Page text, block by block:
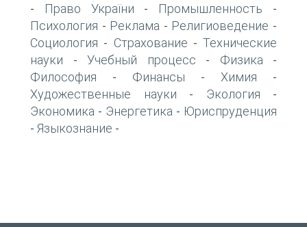
- Право України - Промышленность -
Психология - Реклама - Религиоведение -
Социология - Страхование - Технические
науки - Учебный процесс - Физика -
Философия - Финансы - Химия -
Художественные науки - Экология -
Экономика - Энергетика - Юриспруденция
- Языкознание -